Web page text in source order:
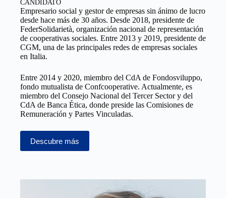
CANDIDATO
Empresario social y gestor de empresas sin ánimo de lucro
desde hace más de 30 años. Desde 2018, presidente de
FederSolidarietà, organización nacional de representación
de cooperativas sociales. Entre 2013 y 2019, presidente de
CGM, una de las principales redes de empresas sociales
en Italia.
Entre 2014 y 2020, miembro del CdA de Fondosviluppo,
fondo mutualista de Confcooperative. Actualmente, es
miembro del Consejo Nacional del Tercer Sector y del
CdA de Banca Ética, donde preside las Comisiones de
Remuneración y Partes Vinculadas.
Descubre más